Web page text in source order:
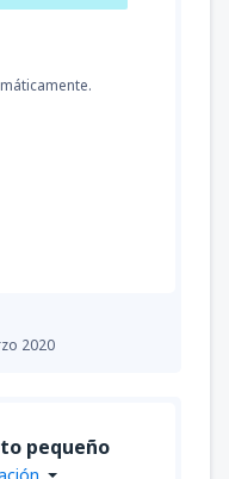
2020
pequeño